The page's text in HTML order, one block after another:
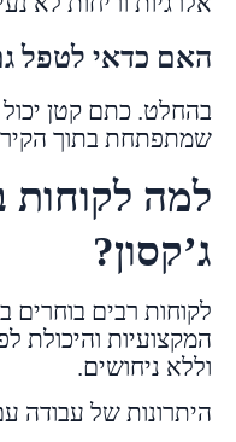
האם כדאי לטפל
בהחלט. כתם קטן
שמתפתחת בתוך הקיר.
למה לקוחות
ג’קסון?
לקוחות רבים בוחרים
המקצועיות והיכולת
וללא ניחושים.
היתרונות של עבודה